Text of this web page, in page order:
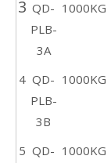
3 QD-
PLB-
3A
1000KG
4 QD-
PLB-
3B
1000KG
5 QD- 1000KG